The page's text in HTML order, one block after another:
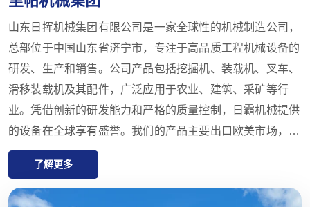
山东日挥机械集团有限公司是一家全球性的机械制造公司，
总部位于中国山东省济宁市，专注于高品质工程机械设备的
研发、生产和销售。公司产品包括挖掘机、装载机、叉车、
滑移装载机及其配件，广泛应用于农业、建筑、采矿等行
业。凭借创新的研发能力和严格的质量控制，日霸机械提供
的设备在全球享有盛誉。我们的产品主要出口欧美市场，并
提供一年的质量保证，致力于满足客户对高性价比、高品质
产品的需求。日霸还在全球拥有多家代理商，提供从售前咨
询到售后支持的一站式服务，确保客户在产品选择、交付和
了解更多